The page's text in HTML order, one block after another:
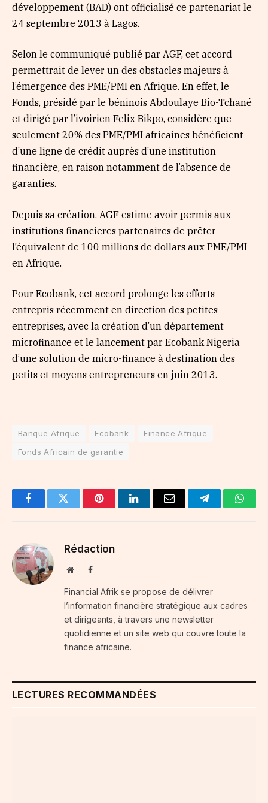
développement (BAD) ont officialisé ce partenariat le
24 septembre 2013 à Lagos.
Selon le communiqué publié par AGF, cet accord
permettrait de lever un des obstacles majeurs à
l’émergence des PME/PMI en Afrique. En effet, le
Fonds, présidé par le béninois Abdoulaye Bio-Tchané
et dirigé par l’ivoirien Felix Bikpo, considère que
seulement 20% des PME/PMI africaines bénéficient
d’une ligne de crédit auprès d’une institution
financière, en raison notamment de l’absence de
garanties.
Depuis sa création, AGF estime avoir permis aux
institutions financieres partenaires de prêter
l’équivalent de 100 millions de dollars aux PME/PMI
en Afrique.
Pour Ecobank, cet accord prolonge les efforts
entrepris récemment en direction des petites
entreprises, avec la création d’un département
microfinance et le lancement par Ecobank Nigeria
d’une solution de micro-finance à destination des
petits et moyens entrepreneurs en juin 2013.
Banque Afrique Ecobank
Finance Afrique
Fonds Africain de garantie
FacebookTwitter PinterestLinkedInEmail Telegram
Rédaction
WebsiteFacebook
Financial Afrik se propose de délivrer
l’information financière stratégique aux cadres
et dirigeants, à travers une newsletter
quotidienne et un site web qui couvre toute la
finance africaine.
LECTURES RECOMMANDÉES